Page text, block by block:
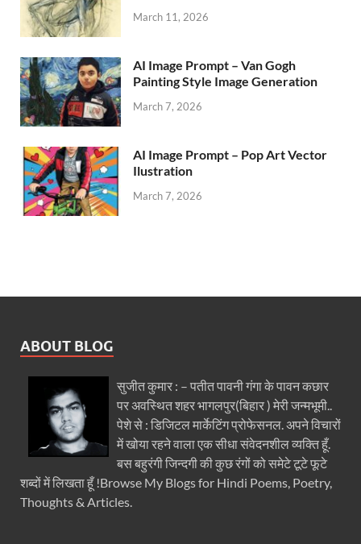
March 11, 2026
AI Image Prompt – Van Gogh
Painting Style Image Generation
March 7, 2026
AI Image Prompt – Pop Art Vector
Ilustration
March 7, 2026
ABOUT BLOG
सुजीत कुमार : – पतीत पावनी गंगा के पावन कछार
पर अवस्थित शहर भागलपुर(बिहार ) मेरी जन्मभूमी..
पेशे से : डिजिटल मार्केटिंग प्रोफेसनल. अपने विचारों
में खोया रहने वाला एक सीधा संवेदनशील व्यक्ति हूँ.
बस बहुरंगी जिन्दगी की कुछ रंगों को समेटे टूटे फूटे
शब्दों में लिखता हूँ !Browse My Blogs for Hindi Poems, Poetry,
Thoughts & Articles.